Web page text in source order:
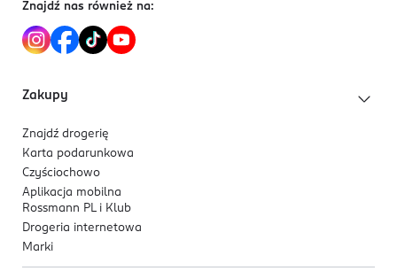
Znajdź nas również na:
Zakupy
Znajdź drogerię
Karta podarunkowa
Czyściochowo
Aplikacja mobilna
Rossmann PL i Klub
Drogeria internetowa
Marki